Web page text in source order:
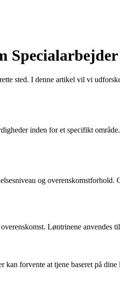
sted. I denne artikel vil vi
inden for et specifikt
og
Løntrinene anvendes
forvente at tjene baseret på